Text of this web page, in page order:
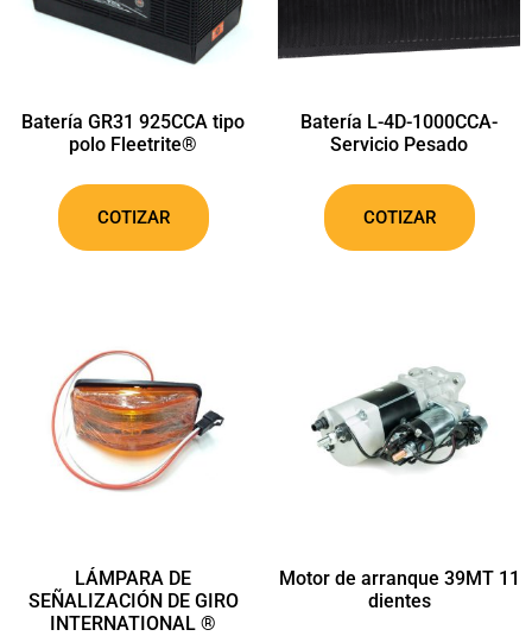
Batería GR31 925CCA tipo
polo Fleetrite®
COTIZAR
Batería L-4D-1000CCA-
Servicio Pesado
COTIZAR
LÁMPARA DE
SEÑALIZACIÓN DE GIRO
INTERNATIONAL ®
Motor de arranque 39MT 11
dientes